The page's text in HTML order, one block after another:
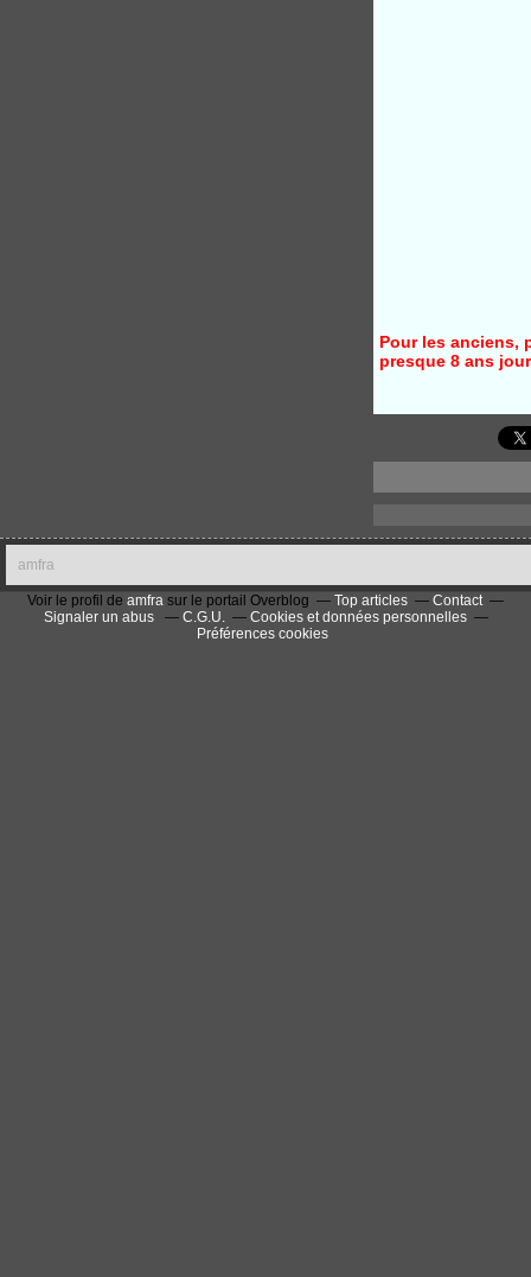
Pour les anciens,
presque 8 ans
amfra
Voir le profil de amfra sur le portail Overblog Top articles
Contact
Signaler un abus
C.G.U.
Cookies et données personnelles
Préférences cookies